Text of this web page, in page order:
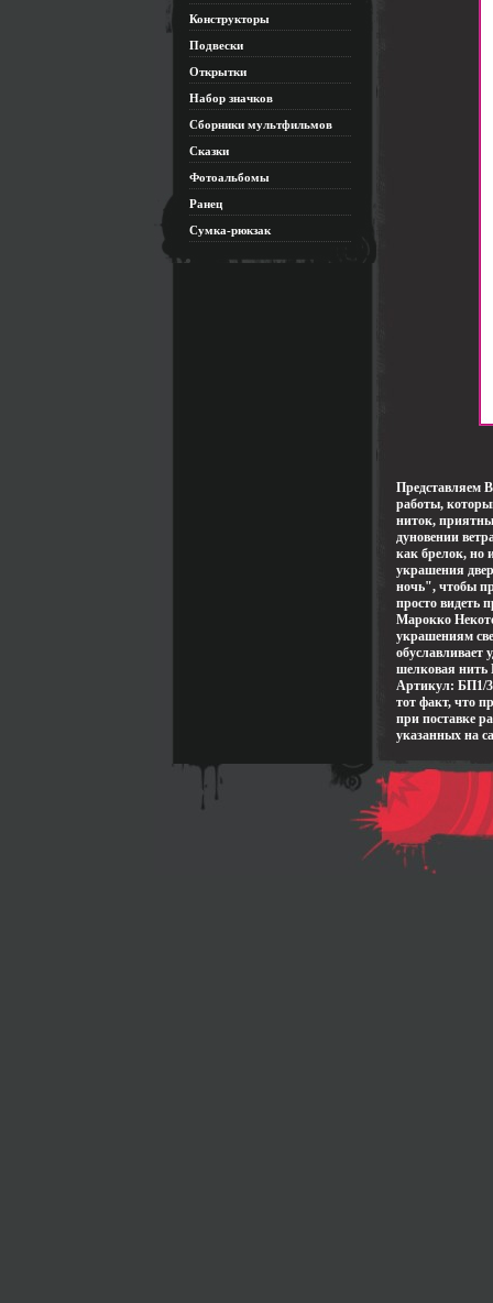
Конструкторы
Подвески
Открытки
Набор значков
Сборники мультфильмов
Сказки
Фотоальбомы
Ранец
Сумка-рюкзак
Представляем
работы,
ниток,
дуновении
как брелок, но
украшения
ночь", чтобы
просто видеть
Марокко
украшениям
обуславливает
шелковая нить
Артикул: БП1/
тот факт, что
при поставке
указанных на